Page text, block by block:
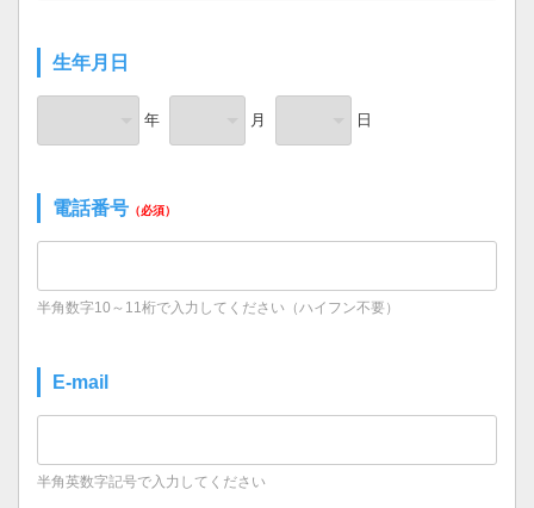
生年月日
年 月 日
電話番号 （必須）
半角数字10～11桁で入力してください（ハイフン不要）
E-mail
半角英数字記号で入力してください